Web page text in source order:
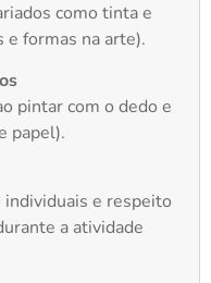
como tinta e
e formas na arte).
pintar com o dedo e
papel).
individuais e respeito
a atividade